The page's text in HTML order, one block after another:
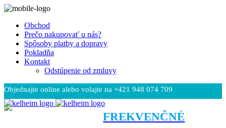
Obchod
Prečo nakupovať u nás?
Spôsoby platby a dopravy
Pokladňa
Kontakt
Odstúpenie od zmluvy
Objednajte online alebo volajte na +421 948 074 709
Čeština
FREKVENČNÉ